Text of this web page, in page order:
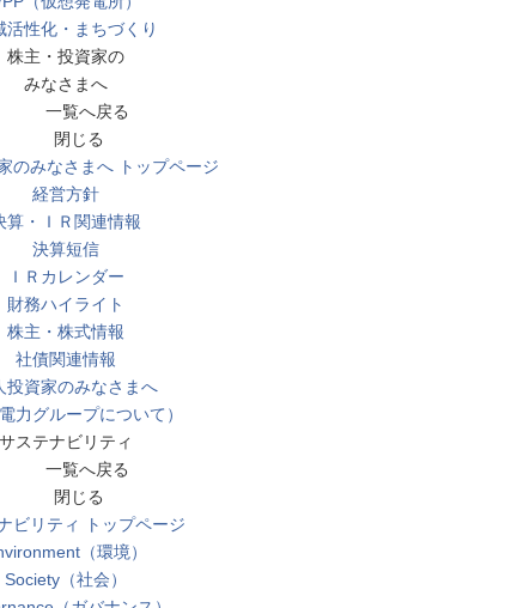
活性化・まちづくり
株主・投資家の
みなさまへ
一覧へ戻る
閉じる
のみなさまへ トップページ
経営方針
算・ＩＲ関連情報
決算短信
ＩＲカレンダー
財務ハイライト
株主・株式情報
社債関連情報
投資家のみなさまへ
電力グループについて）
サステナビリティ
一覧へ戻る
閉じる
ビリティ トップページ
（環境）
Society（社会）